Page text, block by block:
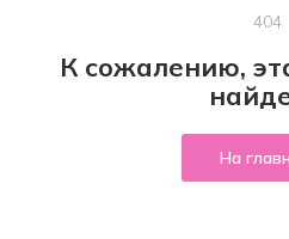
404
К сожалению,
На